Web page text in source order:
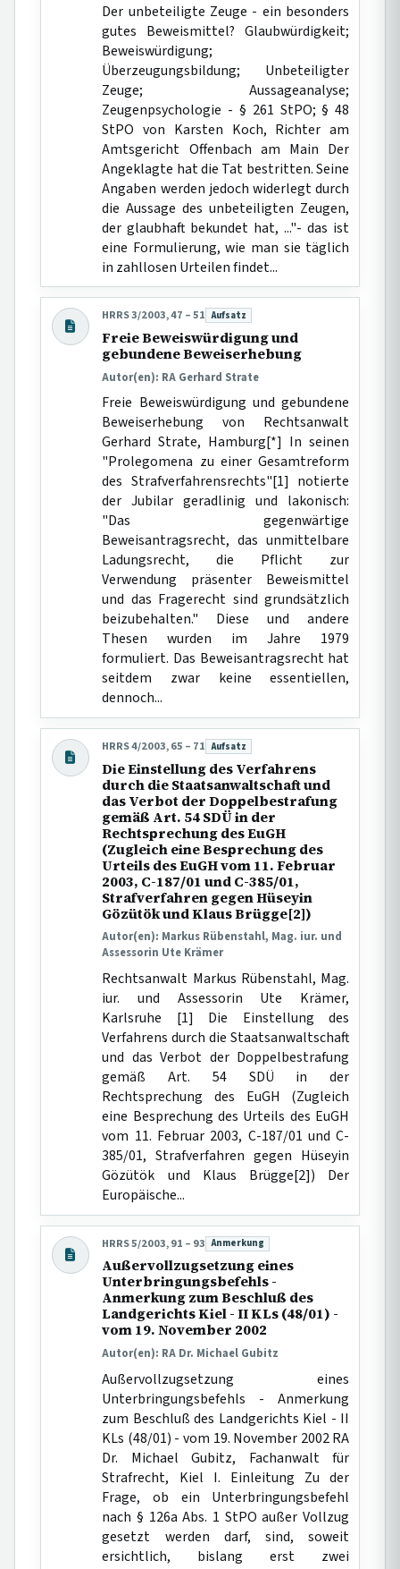
Der unbeteiligte Zeuge - ein besonders
gutes Beweismittel? Glaubwürdigkeit;
Beweiswürdigung;
Überzeugungsbildung; Unbeteiligter
Zeuge; Aussageanalyse;
Zeugenpsychologie - § 261 StPO; § 48
StPO von Karsten Koch, Richter am
Amtsgericht Offenbach am Main Der
Angeklagte hat die Tat bestritten. Seine
Angaben werden jedoch widerlegt durch
die Aussage des unbeteiligten Zeugen,
der glaubhaft bekundet hat, ..."- das ist
eine Formulierung, wie man sie täglich
in zahllosen Urteilen findet...
HRRS 3/2003, 47 – 51 Beitragsart:
Aufsatz
Freie Beweiswürdigung und
gebundene Beweiserhebung
Autor(en): RA Gerhard Strate
Freie Beweiswürdigung und gebundene
Beweiserhebung von Rechtsanwalt
Gerhard Strate, Hamburg[*] In seinen
"Prolegomena zu einer Gesamtreform
des Strafverfahrensrechts"[1] notierte
der Jubilar geradlinig und lakonisch:
"Das gegenwärtige
Beweisantragsrecht, das unmittelbare
Ladungsrecht, die Pflicht zur
Verwendung präsenter Beweismittel
und das Fragerecht sind grundsätzlich
beizubehalten." Diese und andere
Thesen wurden im Jahre 1979
formuliert. Das Beweisantragsrecht hat
seitdem zwar keine essentiellen,
dennoch...
HRRS 4/2003, 65 – 71 Beitragsart:
Aufsatz
Die Einstellung des Verfahrens
durch die Staatsanwaltschaft und
das Verbot der Doppelbestrafung
gemäß Art. 54 SDÜ in der
Rechtsprechung des EuGH
(Zugleich eine Besprechung des
Urteils des EuGH vom 11. Februar
2003, C-187/01 und C-385/01,
Strafverfahren gegen Hüseyin
Gözütök und Klaus Brügge[2])
Autor(en): Markus Rübenstahl, Mag. iur. und
Assessorin Ute Krämer
Rechtsanwalt Markus Rübenstahl, Mag.
iur. und Assessorin Ute Krämer,
Karlsruhe [1] Die Einstellung des
Verfahrens durch die Staatsanwaltschaft
und das Verbot der Doppelbestrafung
gemäß Art. 54 SDÜ in der
Rechtsprechung des EuGH (Zugleich
eine Besprechung des Urteils des EuGH
vom 11. Februar 2003, C-187/01 und C-
385/01, Strafverfahren gegen Hüseyin
Gözütök und Klaus Brügge[2]) Der
Europäische...
HRRS 5/2003, 91 – 93 Beitragsart:
Anmerkung
Außervollzugsetzung eines
Unterbringungsbefehls -
Anmerkung zum Beschluß des
Landgerichts Kiel - II KLs (48/01) -
vom 19. November 2002
Autor(en): RA Dr. Michael Gubitz
Außervollzugsetzung eines
Unterbringungsbefehls - Anmerkung
zum Beschluß des Landgerichts Kiel - II
KLs (48/01) - vom 19. November 2002 RA
Dr. Michael Gubitz, Fachanwalt für
Strafrecht, Kiel I. Einleitung Zu der
Frage, ob ein Unterbringungsbefehl
nach § 126a Abs. 1 StPO außer Vollzug
gesetzt werden darf, sind, soweit
ersichtlich, bislang erst zwei